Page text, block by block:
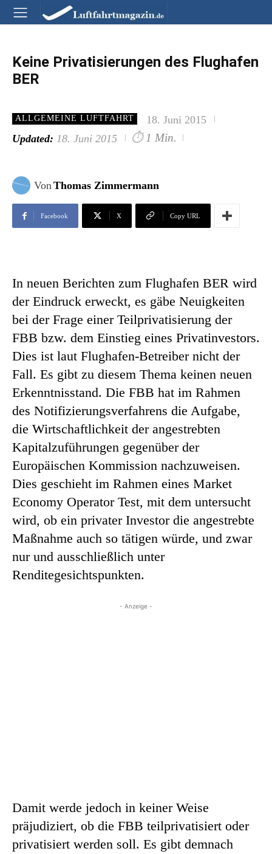
Keine Privatisierungen des Flughafen
BER
ALLGEMEINE LUFTFAHRT
18. Juni 2015
Updated: 18. Juni 2015 ⏱ 1 Min.
VonThomas Zimmermann
Facebook X Copy URL
In neuen Berichten zum Flughafen BER wird
der Eindruck erweckt, es gäbe Neuigkeiten
bei der Frage einer Teilprivatisierung der
FBB bzw. dem Einstieg eines Privatinvestors.
Dies ist laut Flughafen-Betreiber nicht der
Fall. Es gibt zu diesem Thema keinen neuen
Erkenntnisstand. Die FBB hat im Rahmen
des Notifizierungsverfahrens die Aufgabe,
die Wirtschaftlichkeit der angestrebten
Kapitalzuführungen gegenüber der
Europäischen Kommission nachzuweisen.
Dies geschieht im Rahmen eines Market
Economy Operator Test, mit dem untersucht
wird, ob ein privater Investor die angestrebte
Maßnahme auch so tätigen würde, und zwar
nur und ausschließlich unter
Renditegesichtspunkten.
- Anzeige -
Damit werde jedoch in keiner Weise
präjudiziert, ob die FBB teilprivatisiert oder
privatisiert werden soll. Es gibt demnach